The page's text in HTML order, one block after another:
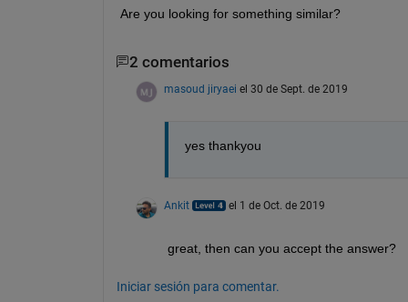
Are you looking for something similar?
2 comentarios
masoud jiryaei el 30 de Sept. de 2019
yes thankyou
Ankit el 1 de Oct. de 2019
great, then can you accept the answer?
Iniciar sesión para comentar.